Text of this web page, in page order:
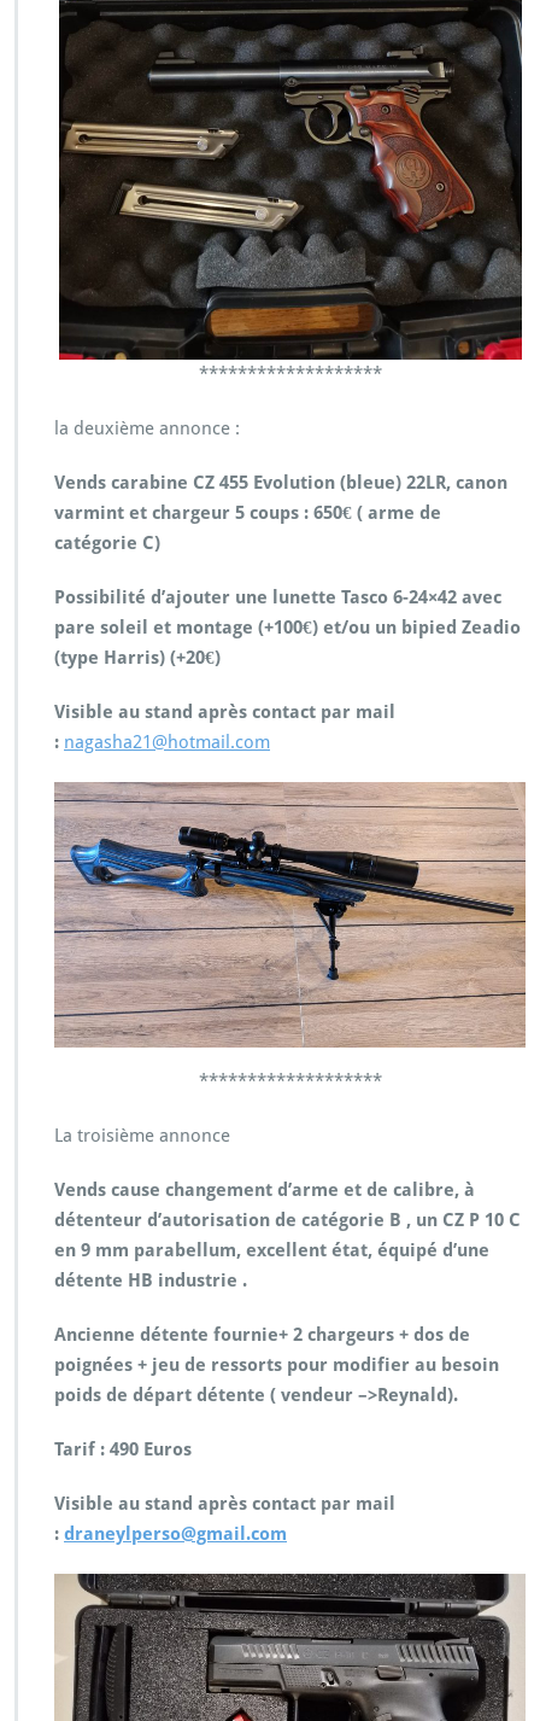
*******************
la deuxième annonce :
Vends carabine CZ 455 Evolution (bleue) 22LR, canon
varmint et chargeur 5 coups : 650€ ( arme de
catégorie C)
Possibilité d’ajouter une lunette Tasco 6-24×42 avec
pare soleil et montage (+100€) et/ou un bipied Zeadio
(type Harris) (+20€)
Visible au stand après contact par mail
: nagasha21@hotmail.com
*******************
La troisième annonce
Vends cause changement d’arme et de calibre, à
détenteur d’autorisation de catégorie B , un CZ P 10 C
en 9 mm parabellum, excellent état, équipé d’une
détente HB industrie .
Ancienne détente fournie+ 2 chargeurs + dos de
poignées + jeu de ressorts pour modifier au besoin
poids de départ détente ( vendeur –>Reynald).
Tarif : 490 Euros
Visible au stand après contact par mail
: draneylperso@gmail.com